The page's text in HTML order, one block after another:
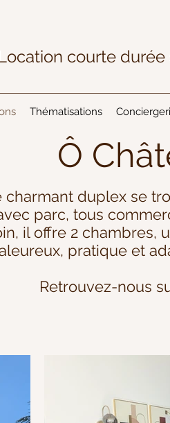
courte durée
Thématisations
Ô
duplex se
parc, tous
il offre 2
pratique et
Retrouvez-nous